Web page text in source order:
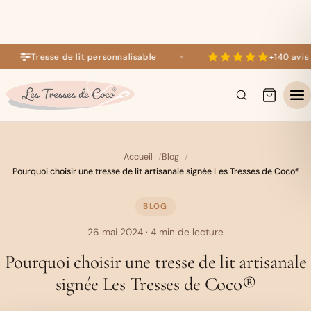
+140 avis 5 étoiles sur Google
Tresse de lit personnalisable +140 avis 5
Accueil
Blog
Pourquoi choisir une tresse de lit artisanale signée Les Tresses de Coco®
BLOG
26 mai 2024 · 4 min de lecture
Pourquoi choisir une tresse de lit artisanale
signée Les Tresses de Coco®